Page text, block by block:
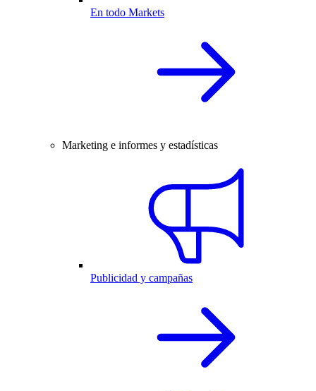
En todo Markets
Marketing e informes y estadísticas
Publicidad y campañas